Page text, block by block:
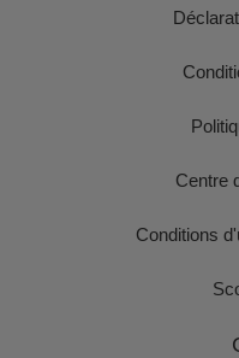
Centre
Conditions